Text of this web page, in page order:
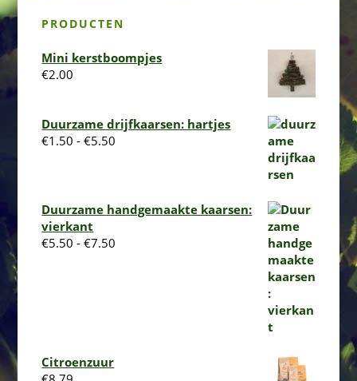
PRODUCTEN
Mini kerstboompjes
€2.00
Duurzame drijfkaarsen: hartjes
€1.50 - €5.50
Duurzame handgemaakte kaarsen:
vierkant
€5.50 - €7.50
Citroenzuur